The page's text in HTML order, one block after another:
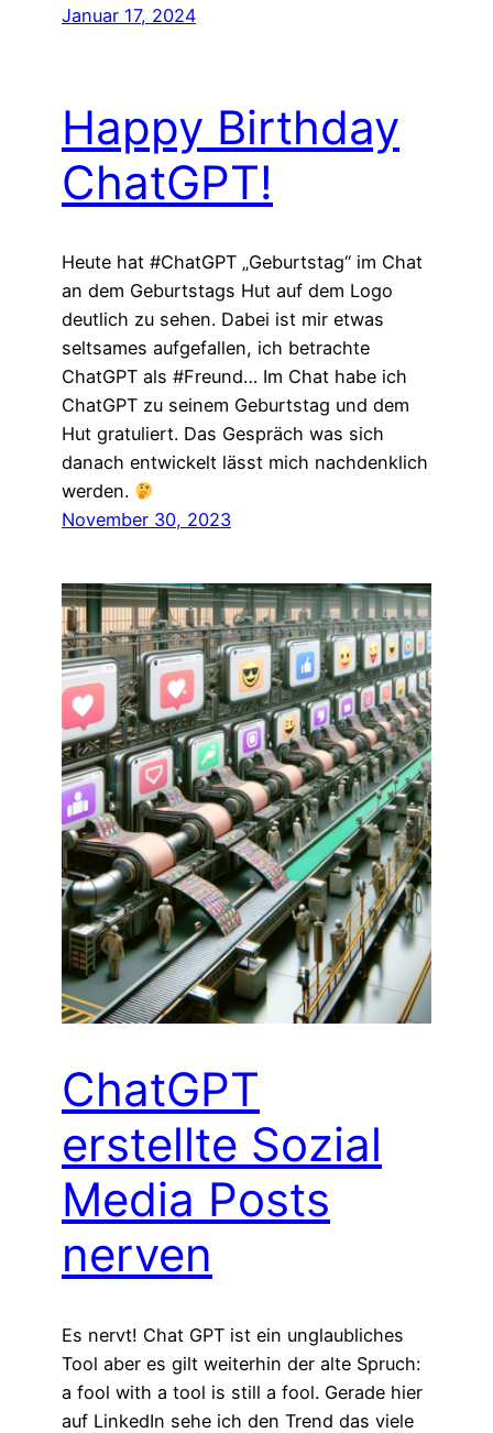
Januar 17, 2024
Happy Birthday
ChatGPT!
Heute hat #ChatGPT „Geburtstag“ im Chat
an dem Geburtstags Hut auf dem Logo
deutlich zu sehen. Dabei ist mir etwas
seltsames aufgefallen, ich betrachte
ChatGPT als #Freund… Im Chat habe ich
ChatGPT zu seinem Geburtstag und dem
Hut gratuliert. Das Gespräch was sich
danach entwickelt lässt mich nachdenklich
werden.
November 30, 2023
ChatGPT
erstellte Sozial
Media Posts
nerven
Es nervt! Chat GPT ist ein unglaubliches
Tool aber es gilt weiterhin der alte Spruch:
a fool with a tool is still a fool. Gerade hier
auf LinkedIn sehe ich den Trend das viele